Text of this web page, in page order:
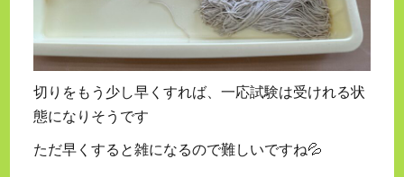
切りをもう少し早くすれば、一応試験は受けれる状
態になりそうです
ただ早くすると雑になるので難しいですね💦